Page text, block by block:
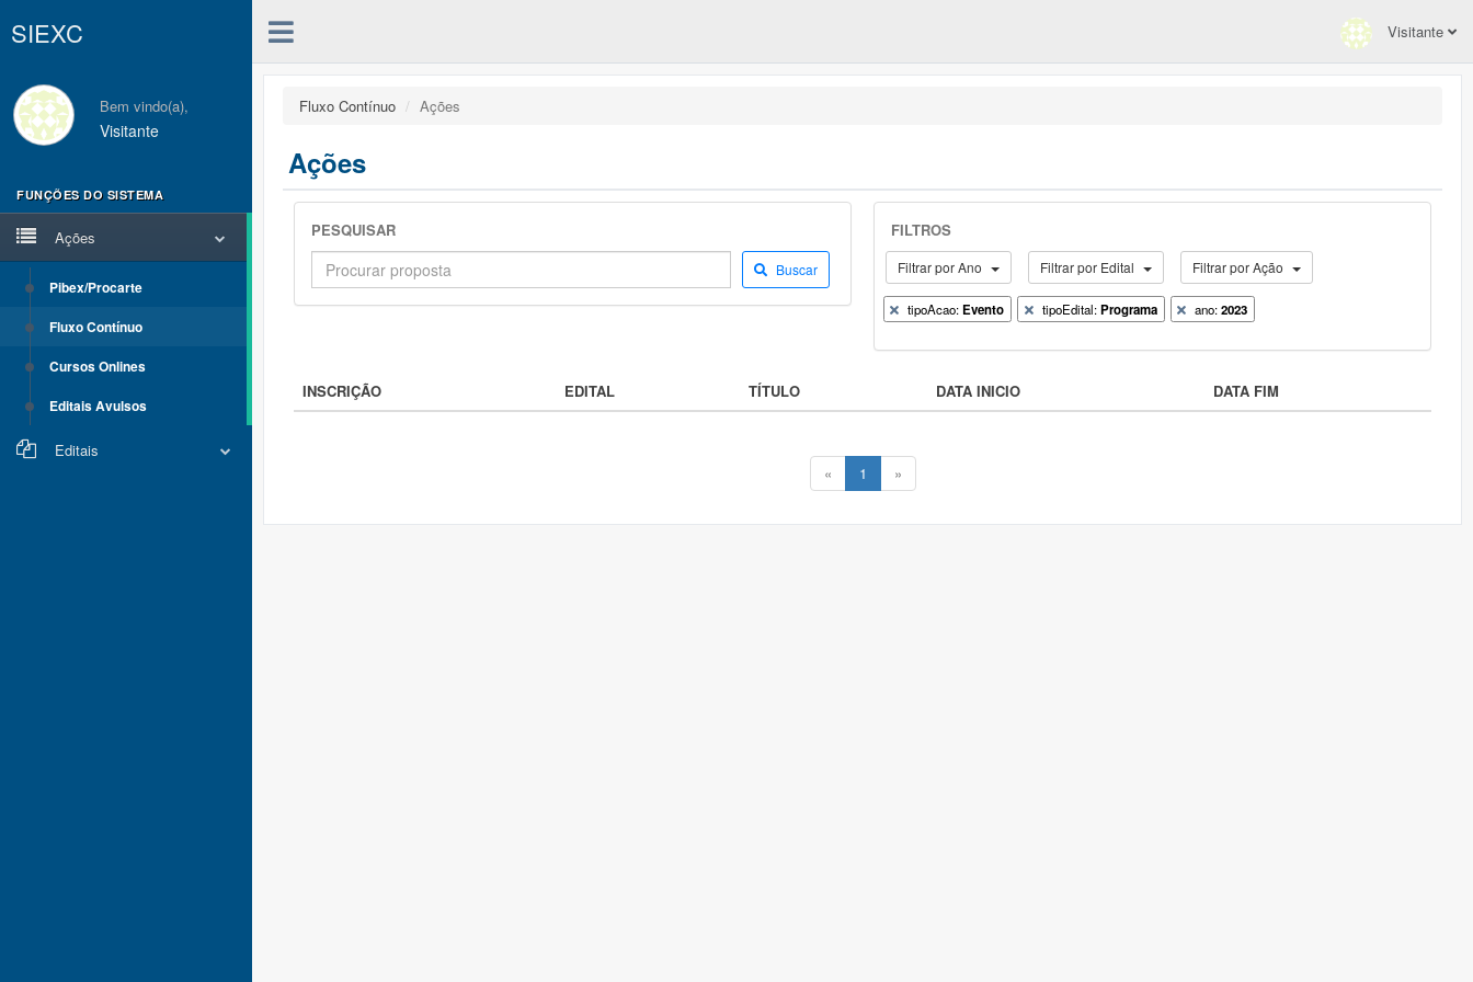
SIEXC
Bem vindo(a),
Visitante
FUNÇÕES DO SISTEMA
Ações
Pibex/Procarte
Fluxo Contínuo
Cursos Onlines
Editais Avulsos
Editais
Visitante
Fluxo Contínuo Ações
Ações
PESQUISAR
Buscar
FILTROS
Filtrar por Ano Filtrar por Edital Filtrar por Ação
tipoAcao: Evento tipoEdital:Programa ano:2023
INSCRIÇÃO EDITAL TÍTULO DATA INICIO DATA FIM
« 1 »